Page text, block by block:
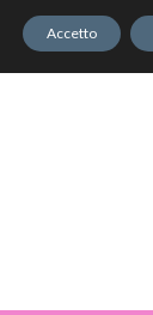
Accetto